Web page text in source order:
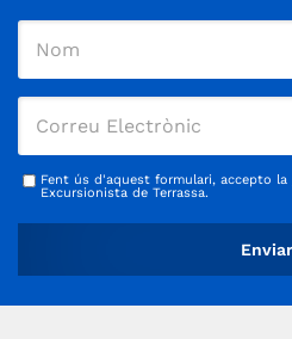
Fent ús d'aquest formulari, accepto la
Excursionista de Terrassa.